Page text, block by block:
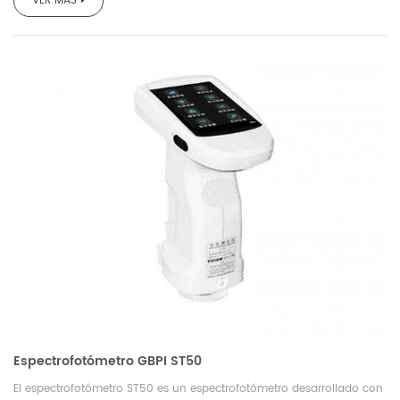
6.Dos ángulos de observador estándar: 2/10, múltiples
modos de fuente de luz y sistemas de color;
10.000 datos de prueba;
9.Especialmente indicado para control de procesos y
control de calidad de plantas de impresión;
para PC tiene una poderosa expansión de funciones.
Espectrofotómetro GBPI ST50
El espectrofotómetro ST50 es un espectrofotómetro desarrollado con